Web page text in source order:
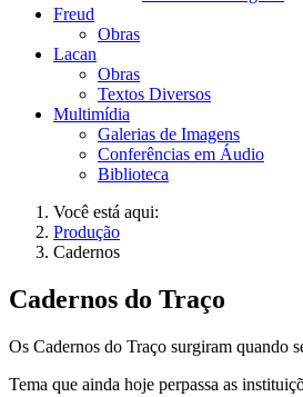
Freud
Obras
Lacan
Obras
Textos Diversos
Multimídia
Galerias de Imagens
Conferências em Áudio
Biblioteca
Você está aqui:
Produção
Cadernos
Cadernos do Traço
Os Cadernos do Traço surgiram quando
Tema que ainda hoje perpassa as